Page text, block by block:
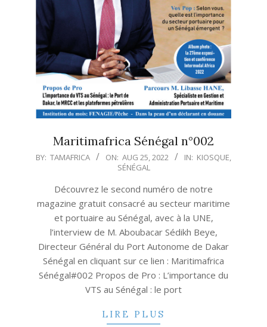
Maritimafrica Sénégal n°002
2022-
BY: TAMAFRICA ON: AUG 25, 2022 IN: KIOSQUE,
SÉNÉGAL
Découvrez le second numéro de notre
magazine gratuit consacré au secteur maritime
et portuaire au Sénégal, avec à la UNE,
l’interview de M. Aboubacar Sédikh Beye,
Directeur Général du Port Autonome de Dakar
Sénégal en cliquant sur ce lien : Maritimafrica
Sénégal#002 Propos de Pro : L’importance du
VTS au Sénégal : le port
LIRE PLUS